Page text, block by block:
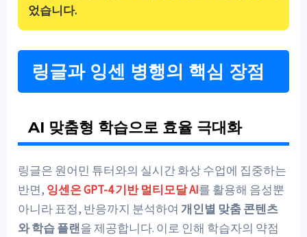
었습니다.
링글과 잉센 병행의 핵심 장점
AI 맞춤형 학습으로 효율 극대화
링글은 원어민 튜터와의 실시간 화상 수업에 집중하는
반면, 잉센은 GPT-4 기반 멀티모달 AI를 활용해 음성뿐
아니라 표정, 반응까지 분석하여개인별 맞춤 콘텐츠
와 학습 플랜을 제공합니다. 이로 인해 학습자의 약점